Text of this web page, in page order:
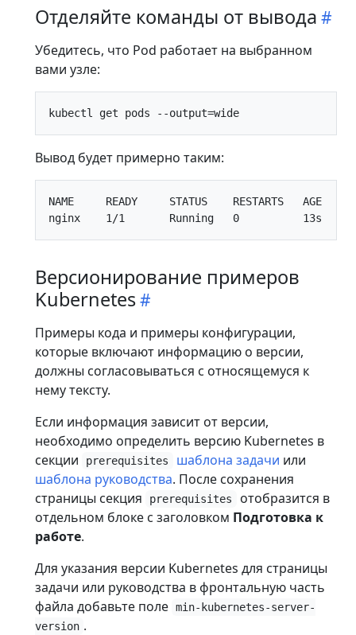
Отделяйте команды от вывода
Убедитесь, что Pod работает на выбранном
вами узле:
Вывод будет примерно таким:
NAME     READY     STATUS    RESTARTS   AGE
Версионирование примеров
Kubernetes
Примеры кода и примеры конфигурации,
которые включают информацию о версии,
должны согласовываться с относящемуся к
нему тексту.
Если информация зависит от версии,
необходимо определить версию Kubernetes в
секции
prerequisites шаблона задачи или
шаблона руководства. После сохранения
страницы секция
prerequisites
отобразится в
отдельном блоке с заголовком Подготовка к
работе.
Для указания версии Kubernetes для страницы
задачи или руководства в фронтальную часть
файла добавьте поле min-kubernetes-server-
version .